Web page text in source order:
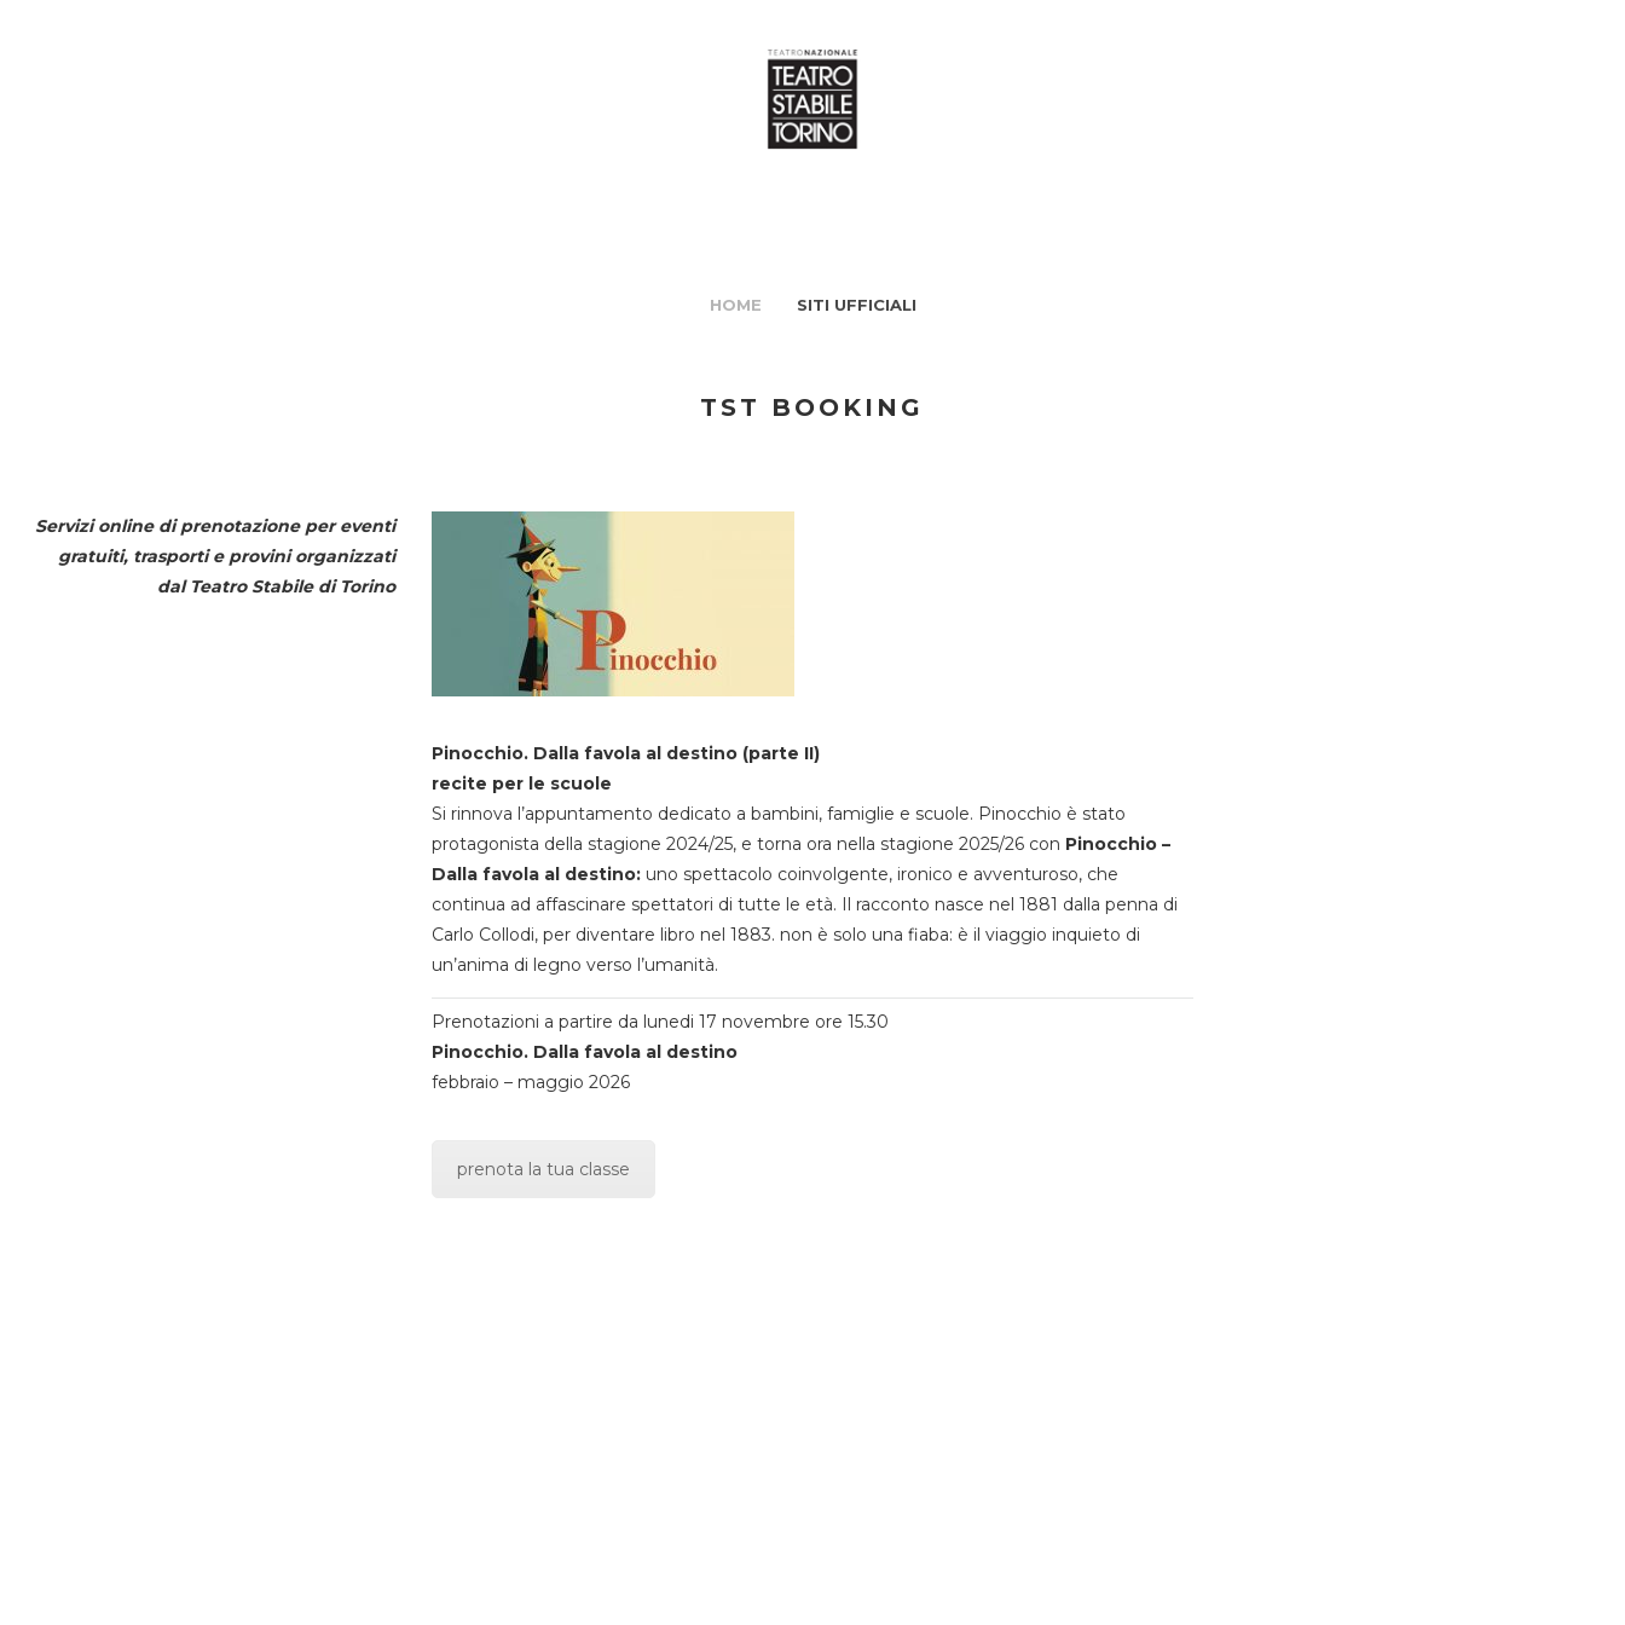
HOME SITI UFFICIALI
TST BOOKING
Servizi online di prenotazione per eventi
gratuiti, trasporti e provini organizzati
dal Teatro Stabile di Torino
Pinocchio. Dalla favola al destino (parte II)
recite per le scuole
Si rinnova l’appuntamento dedicato a bambini, famiglie e scuole. Pinocchio è stato
protagonista della stagione 2024/25, e torna ora nella stagione 2025/26 con Pinocchio –
Dalla favola al destino:uno spettacolo coinvolgente, ironico e avventuroso, che
continua ad affascinare spettatori di tutte le età. Il racconto nasce nel 1881 dalla penna di
Carlo Collodi, per diventare libro nel 1883. non è solo una fiaba: è il viaggio inquieto di
un’anima di legno verso l’umanità.
Prenotazioni a partire da lunedi 17 novembre ore 15.30
Pinocchio. Dalla favola al destino
febbraio – maggio 2026
prenota la tua classe